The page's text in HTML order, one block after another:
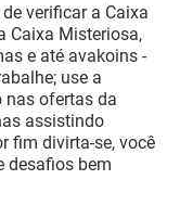
verificar a Caixa
Caixa Misteriosa,
e até avakoins -
use a
nas ofertas da
assistindo
fim divirta-se, você
desafios bem